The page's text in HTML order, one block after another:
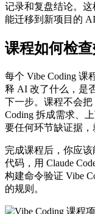
记录和复盘结论。
能迁移到新项目的
课程如何检
每个 Vibe Coding 课
释 AI 改了什么，是
下一步。课程不会把
Coding 拆成需求、
要任何环节缺证据，
完成课程后，你应
代码，用 Claude
构建命令验证 Vibe
的规则。